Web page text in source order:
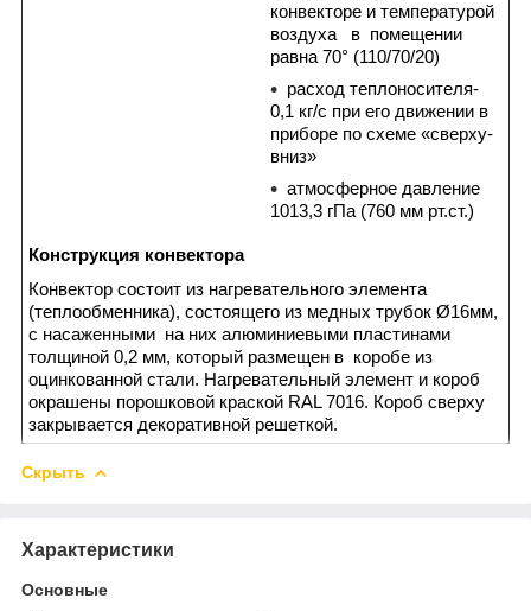
конвекторе и температурой
воздуха в помещении
равна 70° (110/70/20)
расход теплоносителя-
0,1 кг/с при его движении в
приборе по схеме «сверху-
вниз»
атмосферное давление
1013,3 гПа (760 мм рт.ст.)
Конструкция конвектора
Конвектор состоит из нагревательного элемента
(теплообменника), состоящего из медных трубок Ø16мм,
с насаженными на них алюминиевыми пластинами
толщиной 0,2 мм, который размещен в коробе из
оцинкованной стали. Нагревательный элемент и короб
окрашены порошковой краской RAL 7016. Короб сверху
закрывается декоративной решеткой.
Скрыть
Характеристики
Основные